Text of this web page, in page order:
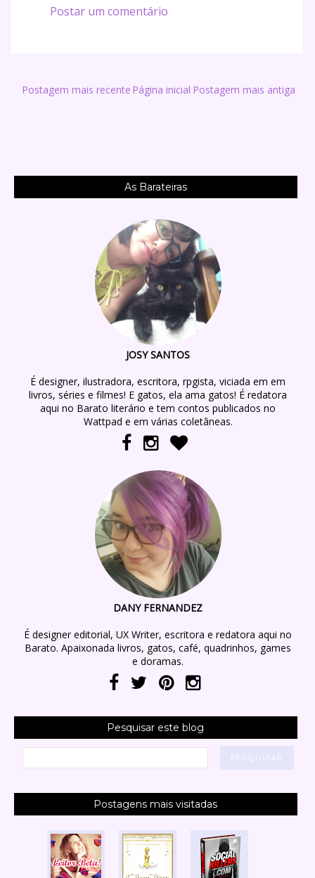
Postar um comentário
Postagem mais recente Postagem mais antiga
Página inicial
As Barateiras
JOSY SANTOS
É designer, ilustradora, escritora, rpgista, viciada em em
livros, séries e filmes! E gatos, ela ama gatos! É redatora
aqui no Barato literário e tem contos publicados no
Wattpad e em várias coletâneas.
DANY FERNANDEZ
É designer editorial, UX Writer, escritora e redatora aqui no
Barato. Apaixonada livros, gatos, café, quadrinhos, games
e doramas.
Pesquisar este blog
Postagens mais visitadas